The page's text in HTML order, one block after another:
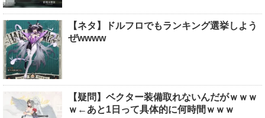
【ネタ】ドルフロでもランキング選挙しよう
ぜwwww
【疑問】ベクター装備取れないんだがｗｗｗ
ｗ←あと1日って具体的に何時間ｗｗｗ